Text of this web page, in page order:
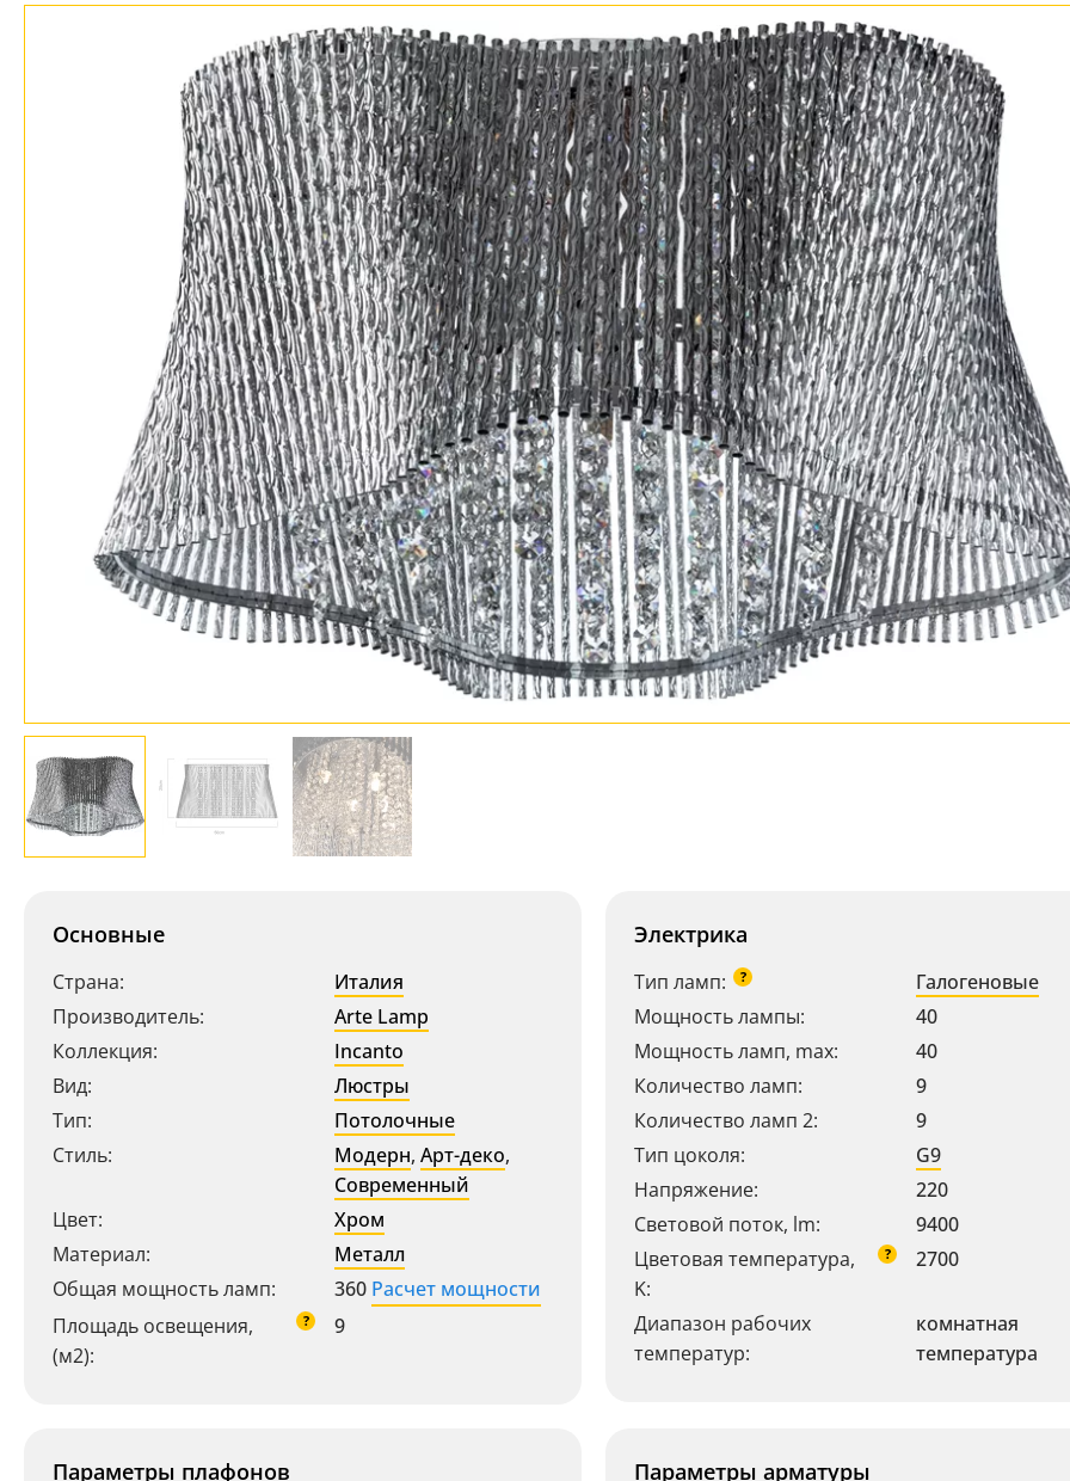
Золото
Прозрачные
Хром
Черные
Основные
Страна:
Италия
Производитель:
Arte Lamp
Коллекция:
Incanto
Вид:
Люстры
Тип:
Потолочные
Стиль:
Модерн, Арт-деко,
Современный
Цвет:
Хром
Материал:
Металл
Общая мощность ламп:
360 Расчет мощности
Площадь освещения,
(м2):
? 9
Электрика
Тип ламп: ?
Галогеновые
Мощность лампы:
40
Мощность ламп, max:
40
Количество ламп:
9
Количество ламп 2:
9
Тип цоколя:
G9
Напряжение:
220
Световой поток, lm:
9400
Цветовая температура,
K:
? 2700
Диапазон рабочих
температур:
комнатная
температура
Параметры плафонов Параметры арматуры